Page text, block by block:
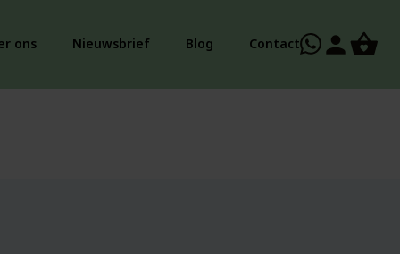
ons Nieuwsbrief Blog Contact person